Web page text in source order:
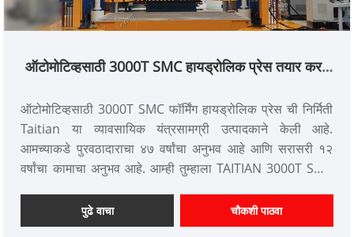
ऑटोमोटिव्हसाठी 3000T SMC हायड्रोलिक प्रेस तयार करत
ऑटोमोटिव्हसाठी 3000T SMC फॉर्मिंग हायड्रोलिक प्रेस ची निर्मिती
Taitian या व्यावसायिक यंत्रसामग्री उत्पादकाने केली आहे.
आमच्याकडे पुरवठादाराचा ४७ वर्षांचा अनुभव आहे आणि सरासरी १२
वर्षांचा कामाचा अनुभव आहे. आम्ही तुम्हाला TAITIAN 3000T SMC
CE मानकांची पूर्तता करते. Xiamen Taitian Machinery
Manufacturing Co., Ltd. चे देशांतर्गत बाजार आणि परदेशात
पुढे वाचा चौकशी पाठवा